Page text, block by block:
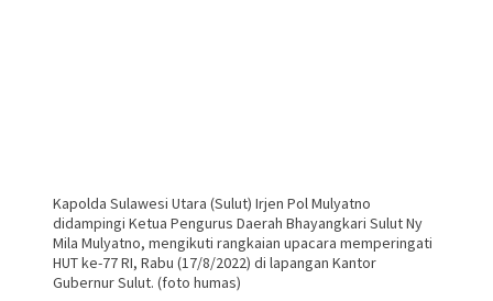
Kapolda Sulawesi Utara (Sulut) Irjen Pol Mulyatno
didampingi Ketua Pengurus Daerah Bhayangkari Sulut Ny
Mila Mulyatno, mengikuti rangkaian upacara memperingati
HUT ke-77 RI, Rabu (17/8/2022) di lapangan Kantor
Gubernur Sulut. (foto humas)